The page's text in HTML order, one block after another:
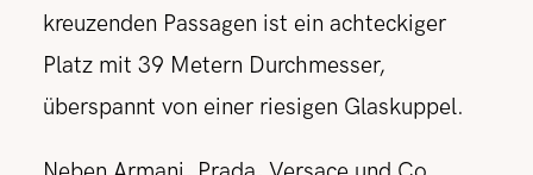
kreuzenden Passagen ist ein achteckiger
Platz mit 39 Metern Durchmesser,
überspannt von einer riesigen Glaskuppel.